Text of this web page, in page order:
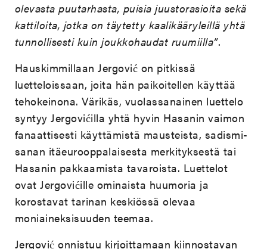
olevasta puutarhasta, puisia juustorasioita sekä
kattiloita, jotka on täytetty kaalikääryleillä yhtä
tunnollisesti kuin joukkohaudat ruumiilla”.
Hauskimmillaan Jergović on pitkissä
luetteloissaan, joita hän paikoitellen käyttää
tehokeinona. Värikäs, vuolassanainen luettelo
syntyy Jergovićilla yhtä hyvin Hasanin vaimon
fanaattisesti käyttämistä mausteista, sadismi-
sanan itäeurooppalaisesta merkityksestä tai
Hasanin pakkaamista tavaroista. Luettelot
ovat Jergovićille ominaista huumoria ja
korostavat tarinan keskiössä olevaa
moniaineksisuuden teemaa.
Jergović onnistuu kirjoittamaan kiinnostavan